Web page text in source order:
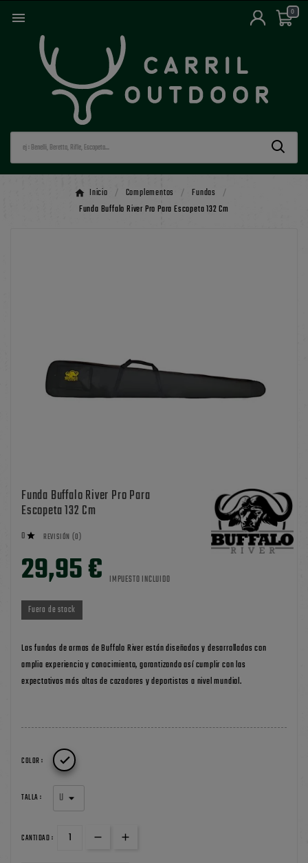
 0
Inicio Complementos
Fundas
Funda Buffalo River Pro Para Escopeta 132 Cm
Funda Buffalo River Pro Para
Escopeta 132 Cm
0  REVISIÓN (0)
29,95 € IMPUESTO INCLUIDO
Fuera de stock
Las fundas de armas de Buffalo River están diseñadas y desarrolladas con
amplia experiencia y conocimiento, garantizando así cumplir con las
expectativas más altas de cazadores y deportistas a nivel mundial.
COLOR : 
TALLA :
CANTIDAD :